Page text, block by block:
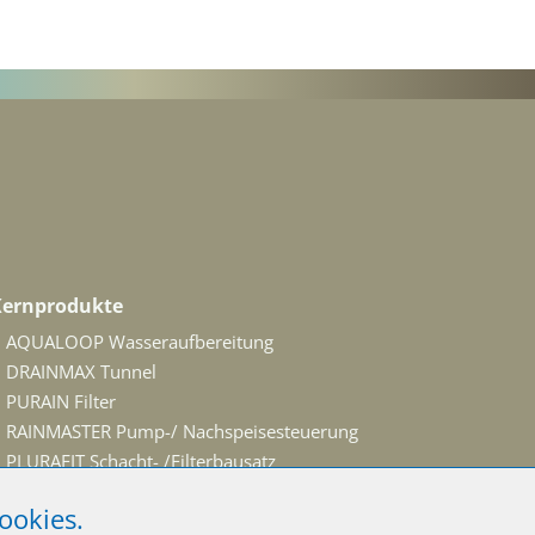
AQUALOOP Wasseraufbereitung
DRAINMAX Tunnel
PURAIN Filter
RAINMASTER Pump-/ Nachspeisesteuerung
PLURAFIT Schacht- /Filterbausatz
NUVOS Pumpen